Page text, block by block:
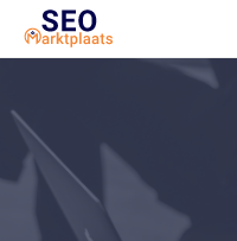
SEO
Marketeer
1. Seo